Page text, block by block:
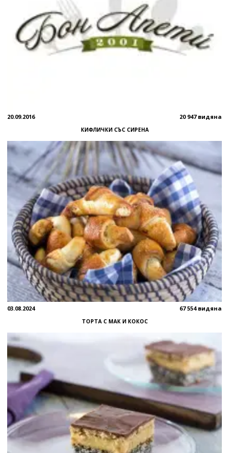
20.09.2016 20 947 видяна
КИФЛИЧКИ СЪС СИРЕНА
03.08.2024 67 554 видяна
ТОРТА С МАК И КОКОС